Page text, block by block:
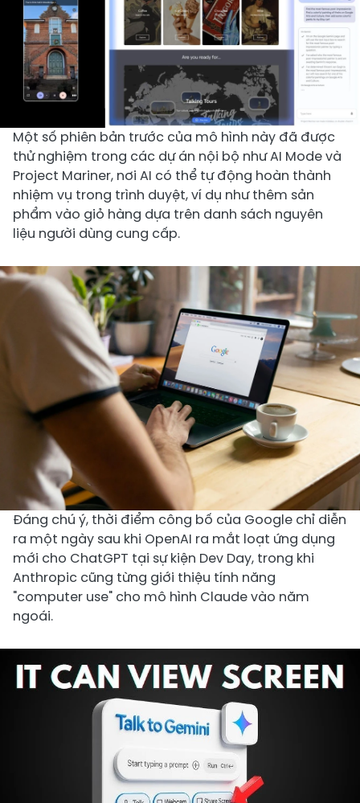
Một số phiên bản trước của mô hình này đã được
thử nghiệm trong các dự án nội bộ như AI Mode và
Project Mariner, nơi AI có thể tự động hoàn thành
nhiệm vụ trong trình duyệt, ví dụ như thêm sản
phẩm vào giỏ hàng dựa trên danh sách nguyên
liệu người dùng cung cấp.
Đáng chú ý, thời điểm công bố của Google chỉ diễn
ra một ngày sau khi OpenAI ra mắt loạt ứng dụng
mới cho ChatGPT tại sự kiện Dev Day, trong khi
Anthropic cũng từng giới thiệu tính năng
"computer use" cho mô hình Claude vào năm
ngoái.